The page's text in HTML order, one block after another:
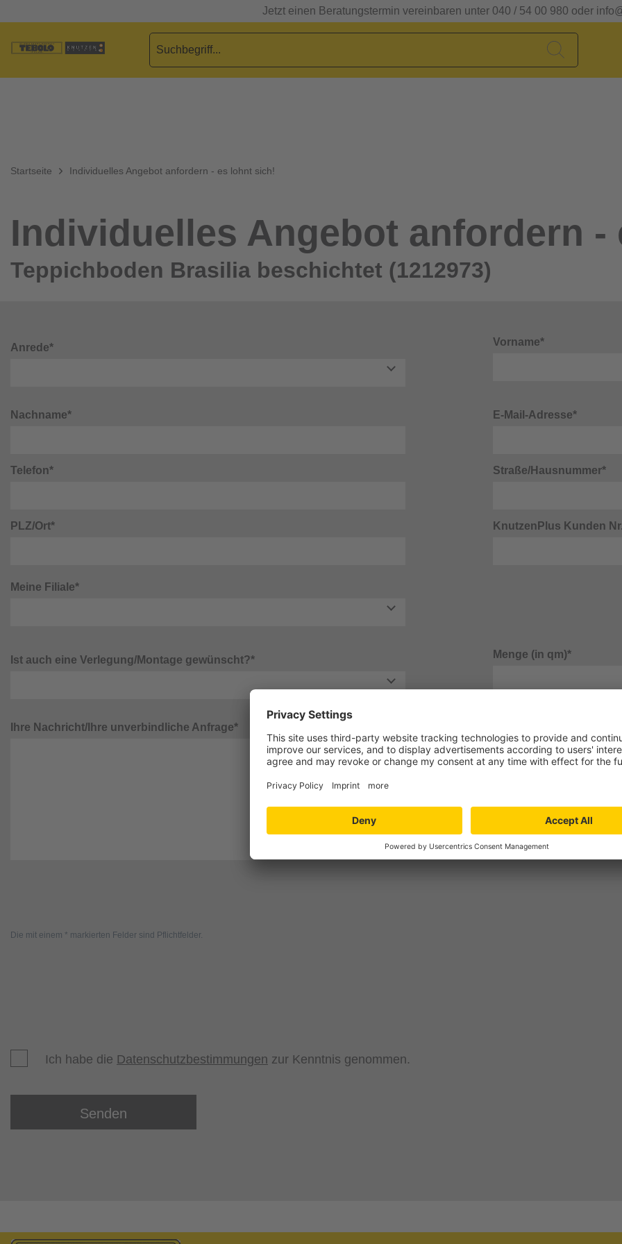
Jetzt einen Beratungstermin vereinbaren unter 040 / 54 00 980 oder
Startseite Individuelles Angebot anfordern - es lohnt sich!
Individuelles Angebot anfordern
Teppichboden Brasilia beschichtet (1212973)
Anrede* Vorname*
Nachname* E-Mail-Adresse*
Telefon* Straße/Hausnummer*
PLZ/Ort* KnutzenPlus Kunden
Meine Filiale*
Ist auch eine Verlegung/Montage gewünscht?* Menge (in qm)*
Ihre Nachricht/Ihre unverbindliche Anfrage*
Die mit einem * markierten Felder sind Pflichtfelder.
Ich habe die Datenschutzbestimmungen zur Kenntnis genommen.
Senden